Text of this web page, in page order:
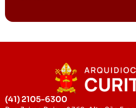
(41) 2105-6300